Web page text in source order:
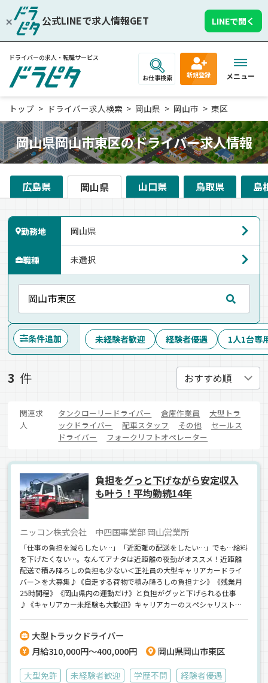
公式LINEで求人情報GET LINEで開く
ドライバーの求人・転職サービス
お仕事検索 新規登録 メニュー
トップ ドライバー求人検索 岡山県 岡山市 東区
岡山県岡山市東区のドライバー求人情報
広島県 岡山県 山口県 鳥取県 島
勤務地
職種
条件追加 未経験者歓迎 経験者優遇 1人1台専
3 件
関連求
人
タンクローリードライバー 倉庫作業員
大型トラ
ックドライバー
配車スタッフ その他
セールス
ドライバー
フォークリフトオペレーター
負担をグっと下げながら安定収入
も叶う！平均勤続14年
ニッコン株式会社 中四国事業部 岡山営業所
「仕事の負担を減らしたい…」「近距離の配送をしたい…」でも…給料
を下げたくない…。なんてアナタは近距離の夜勤がオススメ！近距離
配送で積み降ろしの負担も少ない＜正社員の大型キャリアカードライ
バー＞を大募集♪《自走する荷物で積み降ろしの負担ナシ》《残業月
25時間程》《岡山県内の運動だけ》と負担がグッと下げられる仕事
♪《キャリアカー未経験も大歓迎》キャリアカーのスペシャリストを
大型トラックドライバー
月給310,000円～400,000円
岡山県岡山市東区
大型免許 未経験者歓迎 学歴不問
経験者優遇